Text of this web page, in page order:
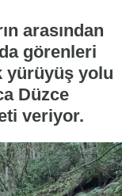
arasından
görenleri
yürüyüş yolu
Düzce
veriyor.